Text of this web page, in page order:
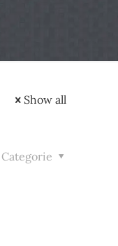
Show all
Categorie